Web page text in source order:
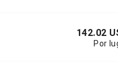
142.02
Por